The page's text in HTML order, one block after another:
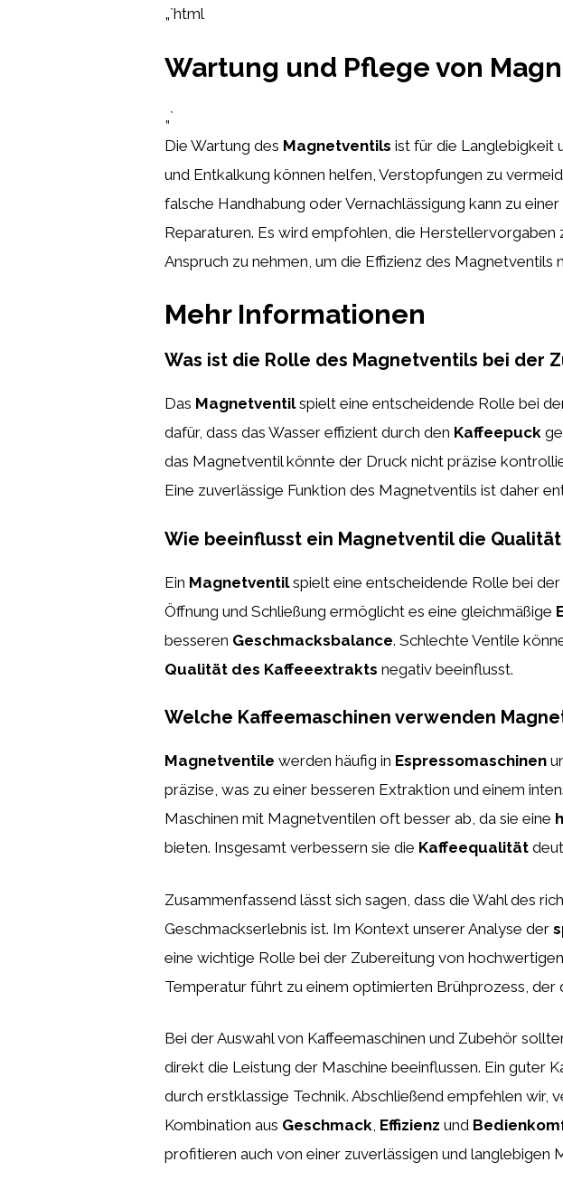
„`html
Wartung und Pflege von
„`
Die Wartung des Magnetventils ist für die Langlebigkeit
und Entkalkung können helfen, Verstopfungen zu
falsche Handhabung oder Vernachlässigung kann zu
Reparaturen. Es wird empfohlen, die
Anspruch zu nehmen, um die Effizienz des Magnetventils
Mehr Informationen
Was ist die Rolle des Magnetventils bei der
Das Magnetventilspielt eine entscheidende Rolle bei
dafür, dass das Wasser effizient durch den Kaffeepuck
das Magnetventil könnte der Druck nicht präzise
Eine zuverlässige Funktion des Magnetventils ist daher
Wie beeinflusst ein Magnetventil die
Ein Magnetventilspielt eine entscheidende Rolle bei der
Öffnung und Schließung ermöglicht es eine gleichmäßige
besseren Geschmacksbalance. Schlechte Ventile
Qualität des Kaffeeextrakts negativ beeinflusst.
Welche Kaffeemaschinen verwenden
Magnetventile werden häufig in Espressomaschinen
präzise, was zu einer besseren Extraktion und einem
Maschinen mit Magnetventilen oft besser ab, da sie eine
bieten. Insgesamt verbessern sie die Kaffeequalität
Zusammenfassend lässt sich sagen, dass die Wahl des
Geschmackserlebnis ist. Im Kontext unserer Analyse der
eine wichtige Rolle bei der Zubereitung von
Temperatur führt zu einem optimierten Brühprozess,
Bei der Auswahl von Kaffeemaschinen und Zubehör
direkt die Leistung der Maschine beeinflussen. Ein guter
durch erstklassige Technik. Abschließend empfehlen
Kombination aus Geschmack, Effizienz und
profitieren auch von einer zuverlässigen und langlebigen